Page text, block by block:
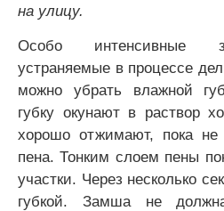
на улицу.
Особо интенсивные
устраняемые в процессе
можно убрать влажной
губку окунают в раствор
хорошо отжимают, пока не
пена. Тонким слоем пены
участки. Через несколько
губкой. Замша не